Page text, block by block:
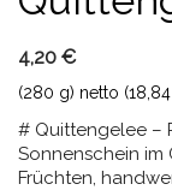
4,20 €
(280 g) netto
# Quittengelee –
Sonnenschein im
Früchten,